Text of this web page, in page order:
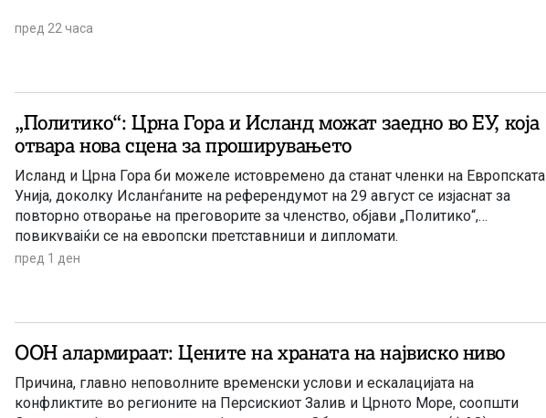
пред 22 часа
„Политико“: Црна Гора и Исланд можат заедно во ЕУ, која
отвара нова сцена за проширувањето
Исланд и Црна Гора би можеле истовремено да станат членки на Европската
Унија, доколку Исланѓаните на референдумот на 29 август се изјаснат за
повторно отворање на преговорите за членство, објави „Политико“,
повикувајќи се на европски претставници и дипломати.
пред 1 ден
ООН алармираат: Цените на храната на највиско ниво
Причина, главно неповолните временски услови и ескалацијата на
конфликтите во регионите на Персискиот Залив и Црното Море, соопшти